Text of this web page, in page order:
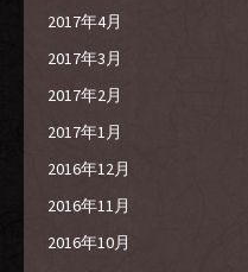
2017年4月
2017年3月
2017年2月
2017年1月
2016年12月
2016年11月
2016年10月